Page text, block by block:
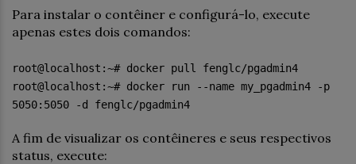
Para instalar o contêiner e configurá-lo, execute
apenas estes dois comandos:
root@localhost:~# docker pull fenglc/pgadmin4
root@localhost:~# docker run --name my_pgadmin4 -p
5050:5050 -d fenglc/pgadmin4
A fim de visualizar os contêineres e seus respectivos
status, execute: